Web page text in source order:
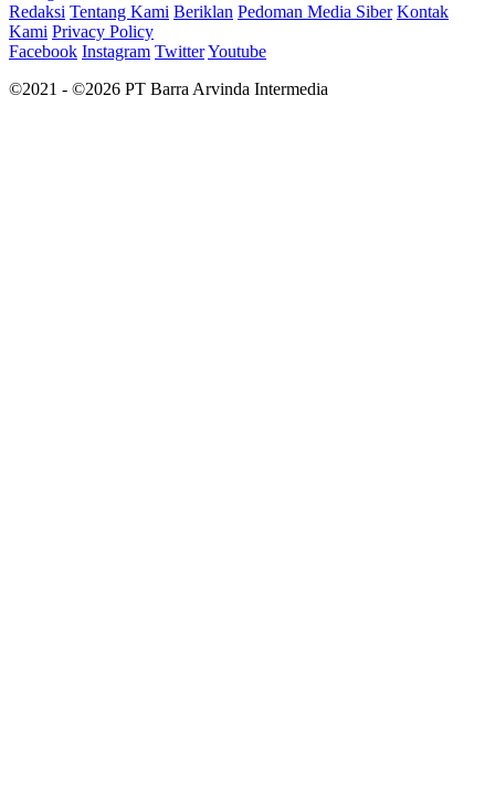
Redaksi Tentang Kami Beriklan Pedoman Media Siber Kontak
Kami Privacy Policy
Facebook Instagram TwitterYoutube
©2021 - ©2026 PT Barra Arvinda Intermedia